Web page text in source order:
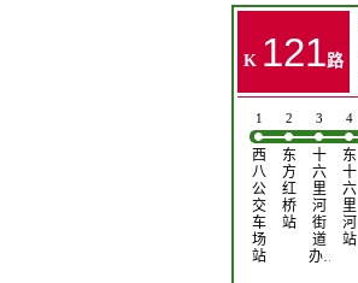
K 121路
1
西
八
公
交
车
场
站
2
东
方
红
桥
站
3
十
六
里
河
街
道
办…
4
东
十
六
里
河
站